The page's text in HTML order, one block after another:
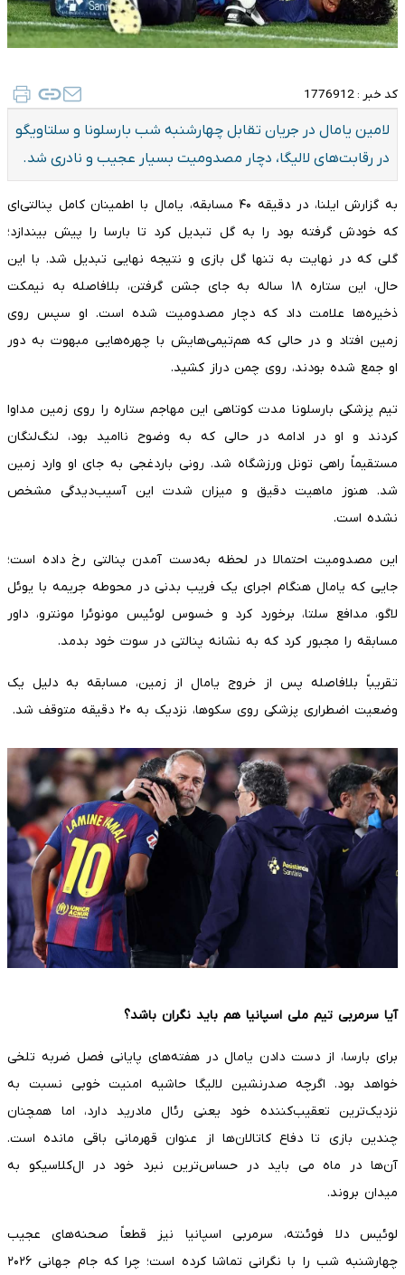
کد خبر : 1776912
لامین یامال در جریان تقابل چهارشنبه شب بارسلونا و سلتاویگو
در رقابت‌های لالیگا، دچار مصدومیت بسیار عجیب و نادری شد.
به گزارش ایلنا، در دقیقه ۴۰ مسابقه، یامال با اطمینان کامل پنالتی‌ای
که خودش گرفته بود را به گل تبدیل کرد تا بارسا را پیش بیندازد؛
گلی که در نهایت به تنها گل بازی و نتیجه نهایی تبدیل شد. با این
حال، این ستاره ۱۸ ساله به جای جشن گرفتن، بلافاصله به نیمکت
ذخیره‌ها علامت داد که دچار مصدومیت شده است. او سپس روی
زمین افتاد و در حالی که هم‌تیمی‌هایش با چهره‌هایی مبهوت به دور
او جمع شده بودند، روی چمن دراز کشید.
تیم پزشکی بارسلونا مدت کوتاهی این مهاجم ستاره را روی زمین مداوا
کردند و او در ادامه در حالی که به وضوح ناامید بود، لنگ‌لنگان
مستقیماً راهی تونل ورزشگاه شد. رونی باردغجی به جای او وارد زمین
شد. هنوز ماهیت دقیق و میزان شدت این آسیب‌دیدگی مشخص
نشده است.
این مصدومیت احتمالا در لحظه به‌دست آمدن پنالتی رخ داده است؛
جایی که یامال هنگام اجرای یک فریب بدنی در محوطه جریمه با یوئل
لاگو، مدافع سلتا، برخورد کرد و خسوس لوئیس مونوئرا مونترو، داور
مسابقه را مجبور کرد که به نشانه پنالتی در سوت خود بدمد.
تقریباً بلافاصله پس از خروج یامال از زمین، مسابقه به دلیل یک
وضعیت اضطراری پزشکی روی سکوها، نزدیک به ۲۰ دقیقه متوقف شد.
آیا سرمربی تیم ملی اسپانیا هم باید نگران باشد؟
برای بارسا، از دست دادن یامال در هفته‌های پایانی فصل ضربه تلخی
خواهد بود. اگرچه صدرنشین لالیگا حاشیه امنیت خوبی نسبت به
نزدیک‌ترین تعقیب‌کننده خود یعنی رئال مادرید دارد، اما همچنان
چندین بازی تا دفاع کاتالان‌ها از عنوان قهرمانی باقی مانده است.
آن‌ها در ماه می باید در حساس‌ترین نبرد خود در ال‌کلاسیکو به
میدان بروند.
لوئیس دلا فوئنته، سرمربی اسپانیا نیز قطعاً صحنه‌های عجیب
چهارشنبه شب را با نگرانی تماشا کرده است؛ چرا که جام جهانی ۲۰۲۶